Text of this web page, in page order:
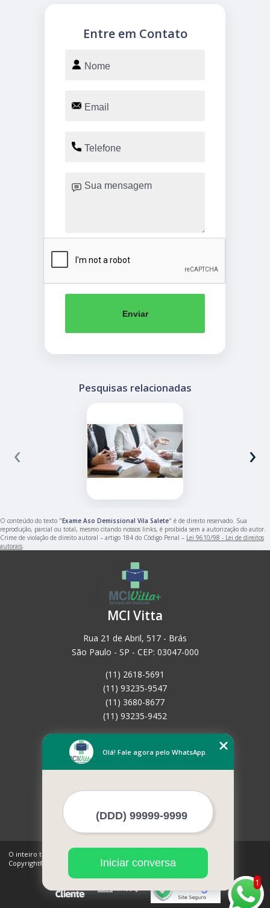
Entre em Contato
Enviar
Pesquisas relacionadas
‹ ›
O conteúdo do texto "Exame Aso Demissional Vila Salete" é de direito reservado. Sua
reprodução, parcial ou total, mesmo citando nossos links, é proibida sem a autorização do autor.
Crime de violação de direito autoral – artigo 184 do Código Penal – Lei 9610/98 - Lei de direitos
autorais.
MCI Vitta
Rua 21 de Abril, 517 - Brás
São Paulo - SP - CEP: 03047-000
(11) 2618-5691
(11) 93235-9547
(11) 3680-8677
(11) 93235-9452
Empresa
Contato
Mais Serviços
O inteiro teor deste site está sujeito à proteção de direitos autorais.
Copyright© MCI Vitta (Lei 9610 de 19/02/1998)
1
Olá! Fale agora pelo WhatsApp.
Iniciar conversa